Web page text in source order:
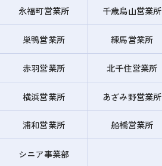
永福町営業所 千歳烏山営業所
巣鴨営業所 練馬営業所
赤羽営業所 北千住営業所
横浜営業所 あざみ野営業所
浦和営業所 船橋営業所
シニア事業部